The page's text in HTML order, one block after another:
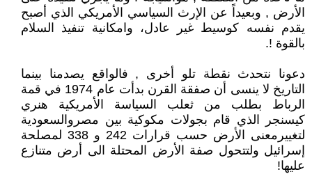
الأرض , وبعيداً عن الإرث السياسي الأمريكي الذي أصبح
يقدم نفسه كوسيط غير عادل، وامكانية تنفيذ السلام
بالقوة !.
دعونا نتحدث نقطة تلو أخرى , فالواقع يصدمنا بينما
التاريخ لا ينسى أن صفقة القرن بدأت عام 1974 في قمة
الرباط بطلب من ثعلب السياسة الأمريكية هنري
كيسنجر الذي قام بجولات مكوكية بين مصروالسعودية
لتغييرمعنى الأرض حسب قرارات 242 و 338 لمصلحة
إسرائيل ولتتحول صفة الأرض المحتلة الى أرض متنازع
عليها!